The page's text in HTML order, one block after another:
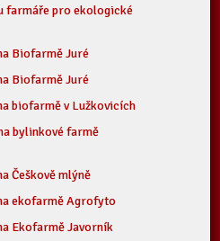
farmáře pro ekologické
Biofarmě Juré
Biofarmě Juré
biofarmě v Lužkovicích
bylinkové farmě
Češkově mlýně
ekofarmě Agrofyto
Ekofarmě Javorník